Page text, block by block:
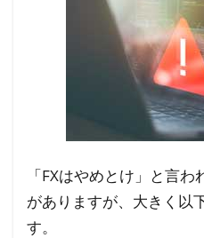
1.1
理由
「FXはやめとけ」と言
がありますが、大きく以
す。